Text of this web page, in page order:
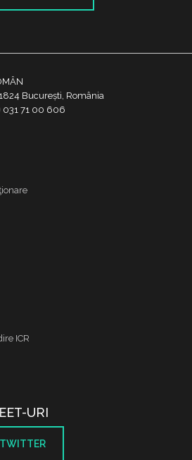
București, România
031 71 00 606
ICR
URI